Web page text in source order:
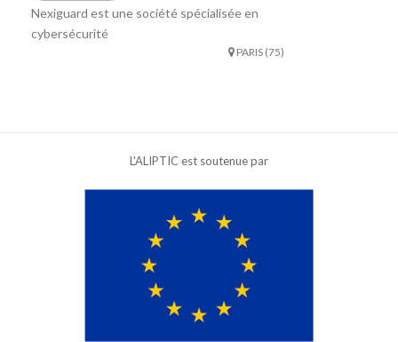
Nexiguard est une société spécialisée en
cybersécurité
PARIS (75)
L'ALIPTIC est soutenue par